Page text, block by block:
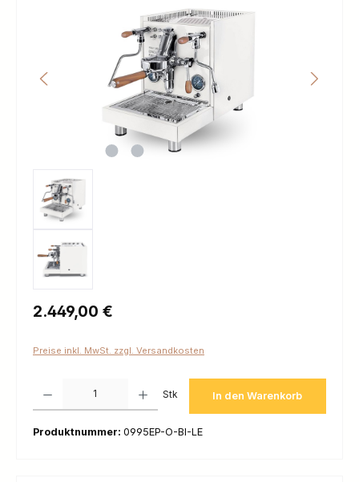
Regulärer Preis:
2.449,00 €
Preise inkl. MwSt. zzgl. Versandkosten
Stk In den Warenkorb
Produktnummer: 0995EP-O-BI-LE